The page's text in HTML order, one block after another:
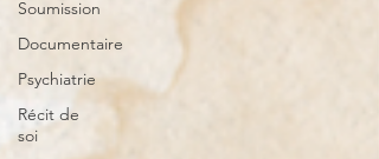
Soumission
Documentaire
Psychiatrie
Récit de
soi